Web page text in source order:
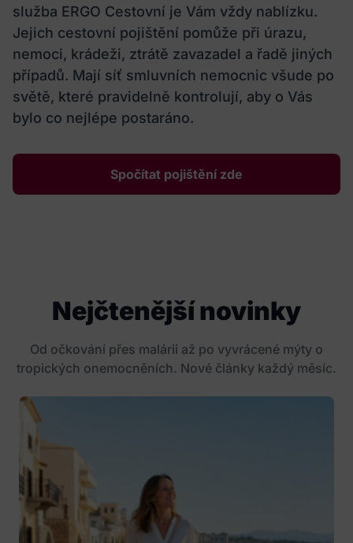
služba ERGO Cestovní je Vám vždy nablízku.
Jejich cestovní pojištění pomůže při úrazu,
nemoci, krádeži, ztrátě zavazadel a řadě jiných
případů. Mají síť smluvních nemocnic všude po
světě, které pravidelně kontrolují, aby o Vás
bylo co nejlépe postaráno.
Spočítat pojištění zde
Nejčtenější novinky
Od očkování přes malárii až po vyvrácené mýty o
tropických onemocněních. Nové články každý měsíc.